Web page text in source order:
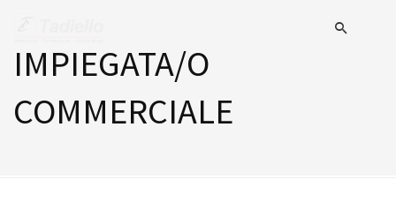
IMPIEGATA/O
COMMERCIALE